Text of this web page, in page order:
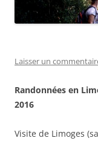
Laisser un
Randonnées en
2016
Visite de Limoges